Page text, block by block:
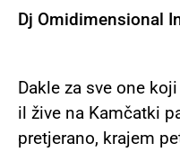
Dj Omidimensional
Dakle za sve one
il žive na Kamčatki
pretjerano, krajem